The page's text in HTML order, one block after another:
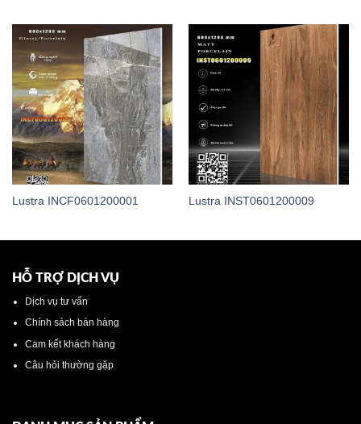
Lustra INCF0601200001 Lustra INST0601200009
HỖ TRỢ DỊCH VỤ
Dịch vụ tư vấn
Chính sách bán hàng
Cam kết khách hàng
Câu hỏi thường gặp